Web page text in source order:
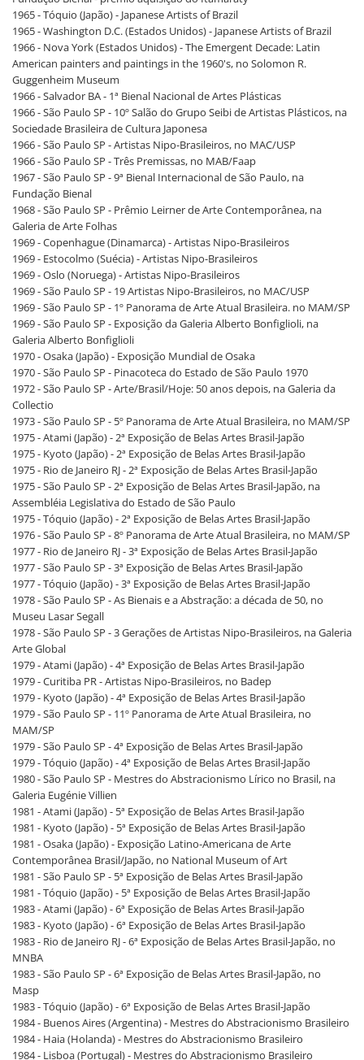
1965 - Tóquio (Japão) - Japanese Artists of Brazil
1965 - Washington D.C. (Estados Unidos) - Japanese Artists of Brazil
1966 - Nova York (Estados Unidos) - The Emergent Decade: Latin
American painters and paintings in the 1960's, no Solomon R.
Guggenheim Museum
1966 - Salvador BA - 1ª Bienal Nacional de Artes Plásticas
1966 - São Paulo SP - 10º Salão do Grupo Seibi de Artistas Plásticos, na
Sociedade Brasileira de Cultura Japonesa
1966 - São Paulo SP - Artistas Nipo-Brasileiros, no MAC/USP
1966 - São Paulo SP - Três Premissas, no MAB/Faap
1967 - São Paulo SP - 9ª Bienal Internacional de São Paulo, na
Fundação Bienal
1968 - São Paulo SP - Prêmio Leirner de Arte Contemporânea, na
Galeria de Arte Folhas
1969 - Copenhague (Dinamarca) - Artistas Nipo-Brasileiros
1969 - Estocolmo (Suécia) - Artistas Nipo-Brasileiros
1969 - Oslo (Noruega) - Artistas Nipo-Brasileiros
1969 - São Paulo SP - 19 Artistas Nipo-Brasileiros, no MAC/USP
1969 - São Paulo SP - 1º Panorama de Arte Atual Brasileira. no MAM/SP
1969 - São Paulo SP - Exposição da Galeria Alberto Bonfiglioli, na
Galeria Alberto Bonfiglioli
1970 - Osaka (Japão) - Exposição Mundial de Osaka
1970 - São Paulo SP - Pinacoteca do Estado de São Paulo 1970
1972 - São Paulo SP - Arte/Brasil/Hoje: 50 anos depois, na Galeria da
Collectio
1973 - São Paulo SP - 5º Panorama de Arte Atual Brasileira, no MAM/SP
1975 - Atami (Japão) - 2ª Exposição de Belas Artes Brasil-Japão
1975 - Kyoto (Japão) - 2ª Exposição de Belas Artes Brasil-Japão
1975 - Rio de Janeiro RJ - 2ª Exposição de Belas Artes Brasil-Japão
1975 - São Paulo SP - 2ª Exposição de Belas Artes Brasil-Japão, na
Assembléia Legislativa do Estado de São Paulo
1975 - Tóquio (Japão) - 2ª Exposição de Belas Artes Brasil-Japão
1976 - São Paulo SP - 8º Panorama de Arte Atual Brasileira, no MAM/SP
1977 - Rio de Janeiro RJ - 3ª Exposição de Belas Artes Brasil-Japão
1977 - São Paulo SP - 3ª Exposição de Belas Artes Brasil-Japão
1977 - Tóquio (Japão) - 3ª Exposição de Belas Artes Brasil-Japão
1978 - São Paulo SP - As Bienais e a Abstração: a década de 50, no
Museu Lasar Segall
1978 - São Paulo SP - 3 Gerações de Artistas Nipo-Brasileiros, na Galeria
Arte Global
1979 - Atami (Japão) - 4ª Exposição de Belas Artes Brasil-Japão
1979 - Curitiba PR - Artistas Nipo-Brasileiros, no Badep
1979 - Kyoto (Japão) - 4ª Exposição de Belas Artes Brasil-Japão
1979 - São Paulo SP - 11º Panorama de Arte Atual Brasileira, no
MAM/SP
1979 - São Paulo SP - 4ª Exposição de Belas Artes Brasil-Japão
1979 - Tóquio (Japão) - 4ª Exposição de Belas Artes Brasil-Japão
1980 - São Paulo SP - Mestres do Abstracionismo Lírico no Brasil, na
Galeria Eugénie Villien
1981 - Atami (Japão) - 5ª Exposição de Belas Artes Brasil-Japão
1981 - Kyoto (Japão) - 5ª Exposição de Belas Artes Brasil-Japão
1981 - Osaka (Japão) - Exposição Latino-Americana de Arte
Contemporânea Brasil/Japão, no National Museum of Art
1981 - São Paulo SP - 5ª Exposição de Belas Artes Brasil-Japão
1981 - Tóquio (Japão) - 5ª Exposição de Belas Artes Brasil-Japão
1983 - Atami (Japão) - 6ª Exposição de Belas Artes Brasil-Japão
1983 - Kyoto (Japão) - 6ª Exposição de Belas Artes Brasil-Japão
1983 - Rio de Janeiro RJ - 6ª Exposição de Belas Artes Brasil-Japão, no
MNBA
1983 - São Paulo SP - 6ª Exposição de Belas Artes Brasil-Japão, no
Masp
1983 - Tóquio (Japão) - 6ª Exposição de Belas Artes Brasil-Japão
1984 - Buenos Aires (Argentina) - Mestres do Abstracionismo Brasileiro
1984 - Haia (Holanda) - Mestres do Abstracionismo Brasileiro
1984 - Lisboa (Portugal) - Mestres do Abstracionismo Brasileiro